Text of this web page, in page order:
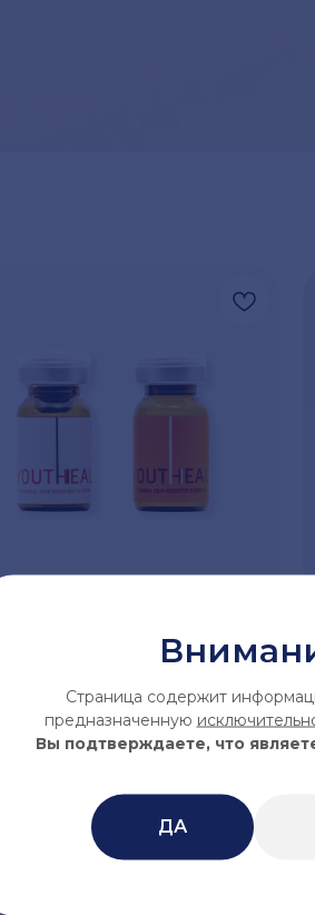
Страница содержит
предназначенную
Вы подтверждаете, что
ДА
| Двухфазная
бустер с экзосомами —
EXOPRIME
I: 117 мг + Флакон II: 3 мл